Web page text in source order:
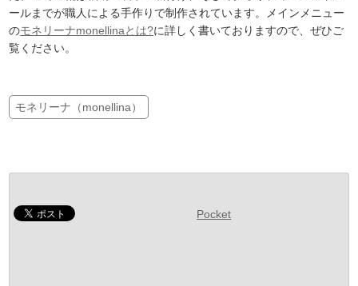
ールまでが職人による手作りで制作されています。メインメニュー
のモネリーナmonellinaとは?に詳しく書いておりますので、ぜひご
覧ください。
モネリーナ（monellina）
Pocket